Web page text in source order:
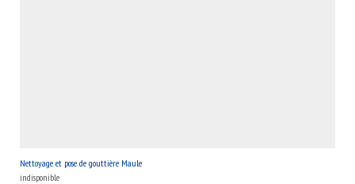
Nettoyage et pose de gouttière Maule
indisponible